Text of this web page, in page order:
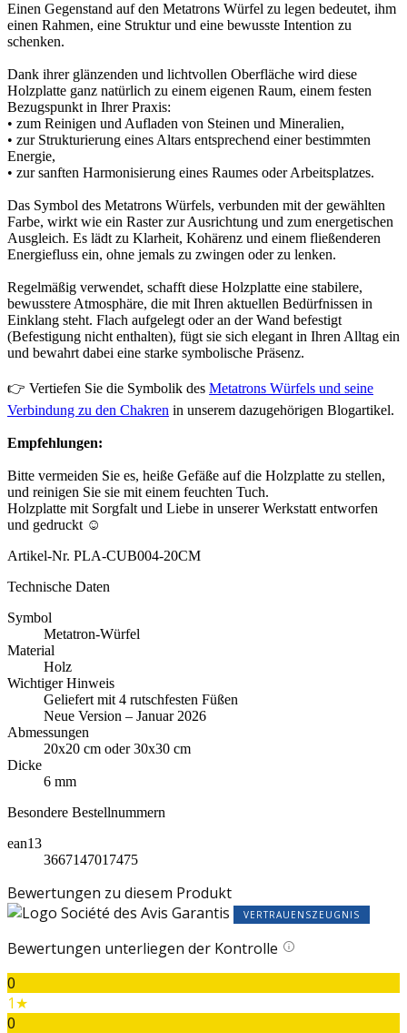
Einen Gegenstand auf den Metatrons Würfel zu legen bedeutet, ihm
einen Rahmen, eine Struktur und eine bewusste Intention zu
schenken.
Dank ihrer glänzenden und lichtvollen Oberfläche wird diese
Holzplatte ganz natürlich zu einem eigenen Raum, einem festen
Bezugspunkt in Ihrer Praxis:
• zum Reinigen und Aufladen von Steinen und Mineralien,
• zur Strukturierung eines Altars entsprechend einer bestimmten
Energie,
• zur sanften Harmonisierung eines Raumes oder Arbeitsplatzes.
Das Symbol des Metatrons Würfels, verbunden mit der gewählten
Farbe, wirkt wie ein Raster zur Ausrichtung und zum energetischen
Ausgleich. Es lädt zu Klarheit, Kohärenz und einem fließenderen
Energiefluss ein, ohne jemals zu zwingen oder zu lenken.
Regelmäßig verwendet, schafft diese Holzplatte eine stabilere,
bewusstere Atmosphäre, die mit Ihren aktuellen Bedürfnissen in
Einklang steht. Flach aufgelegt oder an der Wand befestigt
(Befestigung nicht enthalten), fügt sie sich elegant in Ihren Alltag ein
und bewahrt dabei eine starke symbolische Präsenz.
👉 Vertiefen Sie die Symbolik des Metatrons Würfels und seine
Verbindung zu den Chakren in unserem dazugehörigen Blogartikel.
Empfehlungen:
Bitte vermeiden Sie es, heiße Gefäße auf die Holzplatte zu stellen,
und reinigen Sie sie mit einem feuchten Tuch.
Holzplatte mit Sorgfalt und Liebe in unserer Werkstatt entworfen
und gedruckt ☺
Artikel-Nr. PLA-CUB004-20CM
Technische Daten
Symbol
Metatron-Würfel
Material
Holz
Wichtiger Hinweis
Geliefert mit 4 rutschfesten Füßen
Neue Version – Januar 2026
Abmessungen
20x20 cm oder 30x30 cm
Dicke
6 mm
Besondere Bestellnummern
ean13
3667147017475
Bewertungen zu diesem Produkt
VERTRAUENSZEUGNIS
Bewertungen unterliegen der Kontrolle
0
1★
0